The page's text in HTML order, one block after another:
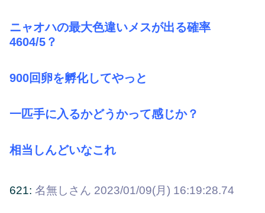
ニャオハの最大色違いメスが出る確率
4604/5？
900回卵を孵化してやっと
一匹手に入るかどうかって感じか？
相当しんどいなこれ
621: 名無しさん 2023/01/09(月) 16:19:28.74